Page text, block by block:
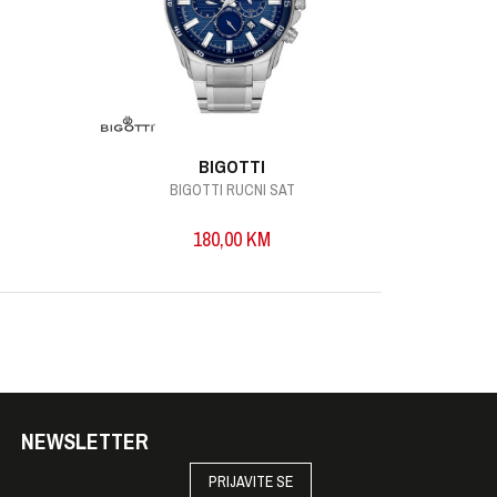
BIGOTTI
BIGOTTI RUCNI SAT
180,00 KM
NEWSLETTER
PRIJAVITE SE